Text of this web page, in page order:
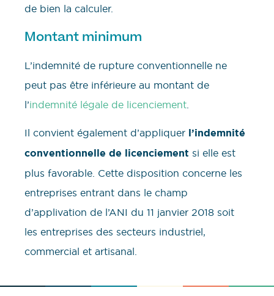
de bien la calculer.
Montant minimum
L’indemnité de rupture conventionnelle ne
peut pas être inférieure au montant de
l’indemnité légale de licenciement
Il convient également d’appliquer l’indemnité
conventionnelle de licenciement si elle est
plus favorable. Cette disposition concerne les
entreprises entrant dans le champ
d’applivation de l’ANI du 11 janvier 2018 soit
les entreprises des secteurs industriel,
commercial et artisanal.